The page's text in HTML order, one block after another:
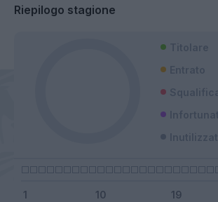
Riepilogo stagione